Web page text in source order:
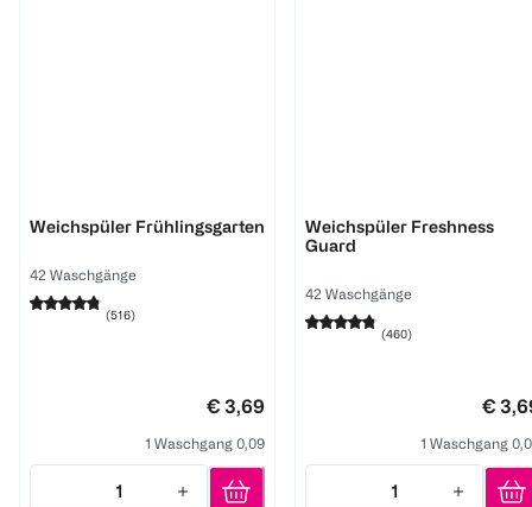
Weichspüler Frühlingsgarten
42 Waschgänge
(516)
€ 3,69
1 Waschgang 0,09
1
Weichspüler Freshness
Guard
42 Waschgänge
(460)
€
1 Waschgang
1